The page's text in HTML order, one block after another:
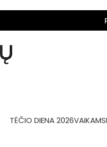
TĖČIO DIENA 2026VAIKAMS